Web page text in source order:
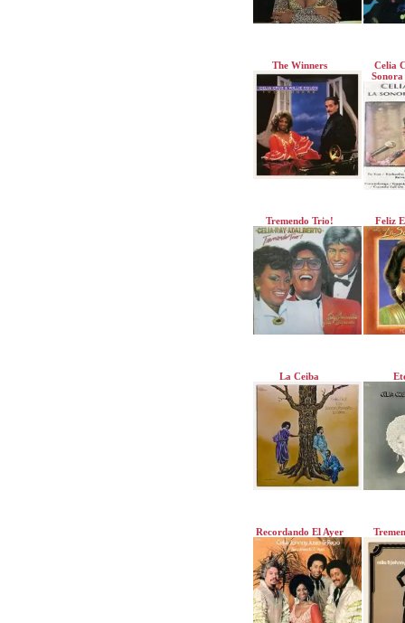
The Winners
Celia
Tremendo Trio! Feliz
La Ceiba
Recordando El Ayer